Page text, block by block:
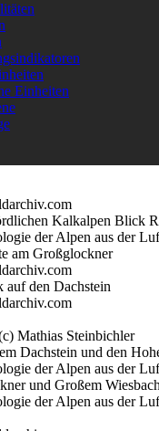
Einheiten
Kalkalpen Blick
der Alpen aus der
am Großglockner
den Dachstein
Mathias Steinbichler
Dachstein und den
der Alpen aus der
und Großem
der Alpen aus der